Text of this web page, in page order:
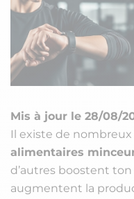
Mis à jour le 28/08/
Il existe de
alimentaires
d’autres boostent
augmentent la